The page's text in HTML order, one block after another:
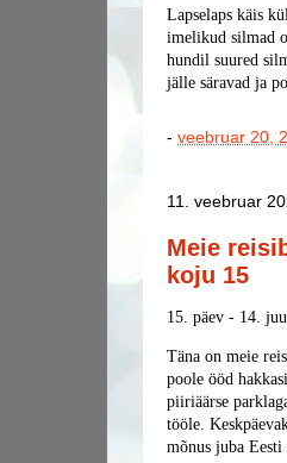
Lapselaps käis
imelikud silmad
hundil suured
jälle säravad ja
- veebruar 20,
11. veebruar
Meie
koju 15
15. päev - 14.
Täna on meie
poole ööd
piiriäärse
tööle.
mõnus juba